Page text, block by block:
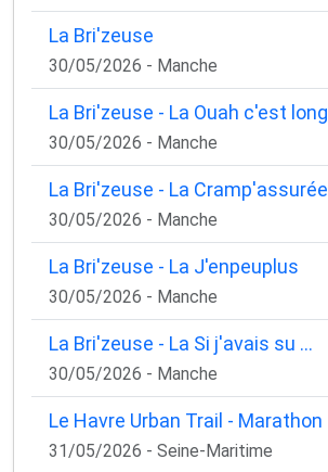
La Bri'zeuse
30/05/2026 - Manche
La Bri'zeuse - La Ouah c'est long
30/05/2026 - Manche
La Bri'zeuse - La Cramp'assurée
30/05/2026 - Manche
La Bri'zeuse - La J'enpeuplus
30/05/2026 - Manche
La Bri'zeuse - La Si j'avais su ...
30/05/2026 - Manche
Le Havre Urban Trail - Marathon
31/05/2026 - Seine-Maritime